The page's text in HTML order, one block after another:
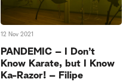
12 Nov 2021
PANDEMIC – I Don’t
Know Karate, but I Know
Ka-Razor! – Filipe